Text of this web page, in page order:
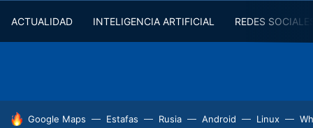
ACTUALIDAD INTELIGENCIA ARTIFICIAL REDES
HOY SE HABLA DE
Google Maps Estafas Rusia Android Linux